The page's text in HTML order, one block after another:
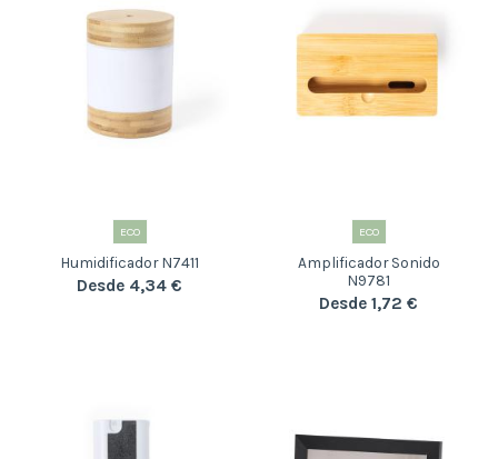
ECO
Humidificador N7411
Desde 4,34 €
ECO
Amplificador Sonido
N9781
Desde 1,72 €